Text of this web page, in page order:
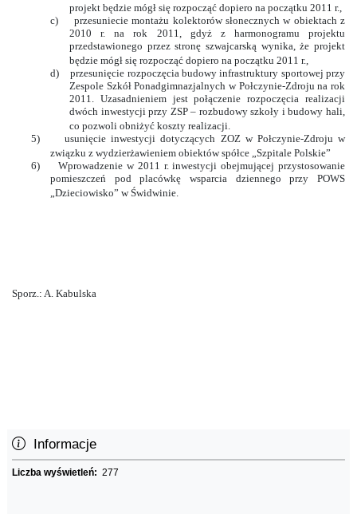
projekt będzie mógł się rozpocząć dopiero na początku 2011 r.,
c)
przesuniecie montażu kolektorów słonecznych w obiektach z
2010 r. na rok 2011, gdyż z harmonogramu projektu
przedstawionego przez stronę szwajcarską wynika, że projekt
będzie mógł się rozpocząć dopiero na początku 2011 r.,
d)
przesunięcie rozpoczęcia budowy infrastruktury sportowej przy
Zespole Szkół Ponadgimnazjalnych w Połczynie-Zdroju na rok
2011. Uzasadnieniem jest połączenie rozpoczęcia realizacji
dwóch inwestycji przy ZSP – rozbudowy szkoły i budowy hali,
co pozwoli obniżyć koszty realizacji.
5)
usunięcie inwestycji dotyczących ZOZ w Połczynie-Zdroju w
związku z wydzierżawieniem obiektów spółce „Szpitale Polskie”
6)
Wprowadzenie w 2011 r. inwestycji obejmującej przystosowanie
pomieszczeń pod placówkę wsparcia dziennego przy POWS
„Dzieciowisko” w Świdwinie.
Sporz.: A. Kabulska
Informacje
Liczba wyświetleń: 277